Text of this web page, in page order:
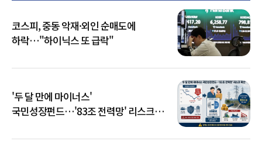
코스피, 중동 악재·외인 순매도에
하락…"하이닉스 또 급락"
'두 달 만에 마이너스'
국민성장펀드…'83조 전력망' 리스크